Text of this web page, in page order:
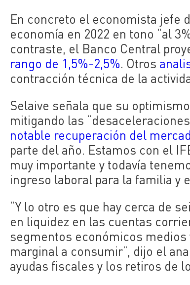
En concreto el economista jefe
economía en 2022 en tono “al
contraste, el Banco Central
rango de 1,5%-2,5%. Otros
contracción técnica de la
Selaive señala que su
mitigando las
notable recuperación del
parte del año. Estamos con el
muy importante y todavía
ingreso laboral para la familia y
“Y lo otro es que hay cerca de
en liquidez en las cuentas
segmentos económicos medios
marginal a consumir”, dijo el
ayudas fiscales y los retiros de